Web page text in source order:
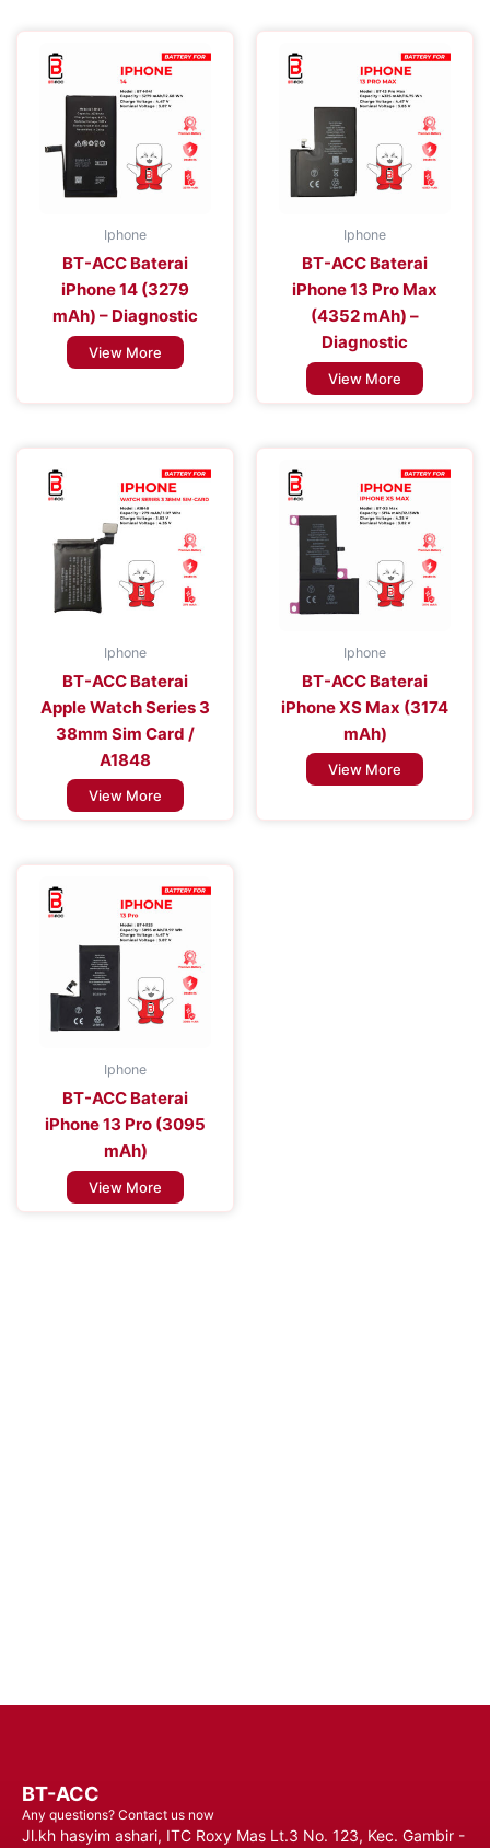
Iphone
BT-ACC Baterai
iPhone 14 (3279
mAh) – Diagnostic
View More
Iphone
BT-ACC Baterai
iPhone 13 Pro Max
(4352 mAh) –
Diagnostic
View More
Iphone
BT-ACC Baterai
Apple Watch Series 3
38mm Sim Card /
A1848
View More
Iphone
BT-ACC Baterai
iPhone XS Max (3174
mAh)
View More
Iphone
BT-ACC Baterai
iPhone 13 Pro (3095
mAh)
View More
BT-ACC
Any questions? Contact us now
Jl.kh hasyim ashari, ITC Roxy Mas Lt.3 No. 123, Kec. Gambir -